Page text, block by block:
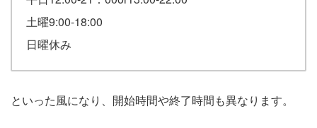
土曜9:00-18:00
日曜休み
といった風になり、開始時間や終了時間も異なります。